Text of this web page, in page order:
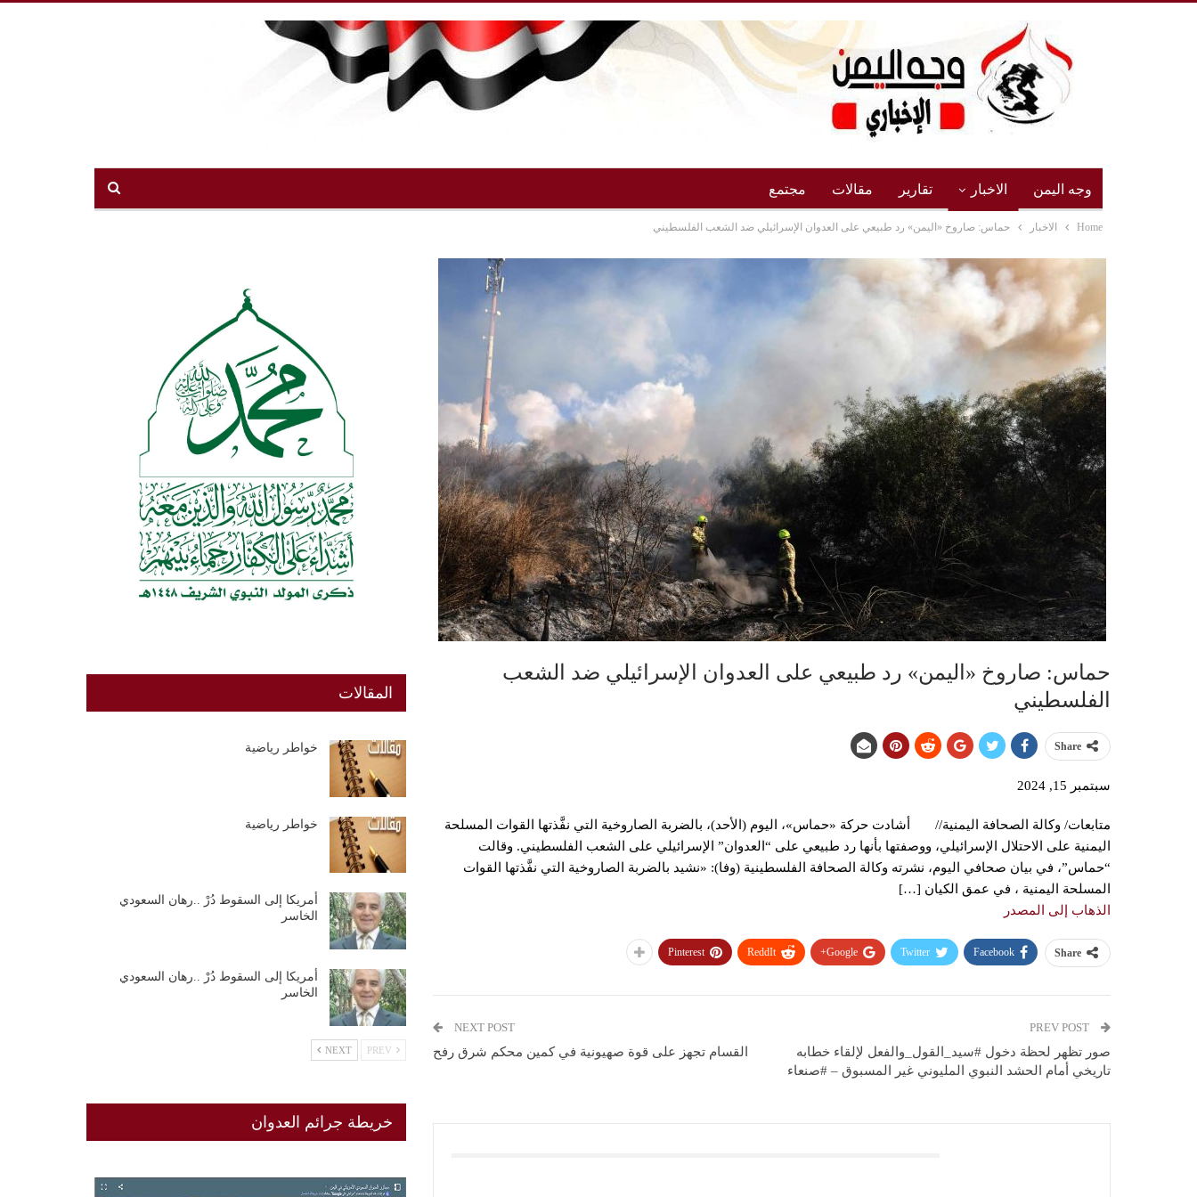
وجه اليمن الاخبار تقارير مقالات مجتمع
Home الاخبار حماس: صاروخ «اليمن» رد طبيعي على العدوان الإسرائيلي ضد الشعب الفلسطيني
حماس: صاروخ «اليمن» رد طبيعي على العدوان الإسرائيلي ضد الشعب
الفلسطيني
Share
سبتمبر 15, 2024
متابعات/ وكالة الصحافة اليمنية// أشادت حركة «حماس»، اليوم (الأحد)، بالضربة الصاروخية التي نفَّذتها القوات المسلحة
اليمنية على الاحتلال الإسرائيلي، ووصفتها بأنها رد طبيعي على “العدوان” الإسرائيلي على الشعب الفلسطيني. وقالت
“حماس”، في بيان صحافي اليوم، نشرته وكالة الصحافة الفلسطينية (وفا): «نشيد بالضربة الصاروخية التي نفَّذتها القوات
المسلحة اليمنية ، في عمق الكيان […]
الذهاب إلى المصدر
Share
Facebook
Twitter
Google+
ReddIt
Pinterest
صور تظهر لحظة دخول #سيد_القول_والفعل لإلقاء خطابه
تاريخي أمام الحشد النبوي المليوني غير المسبوق – #صنعاء
NEXT POST
القسام تجهز على قوة صهيونية في كمين محكم شرق رفح
المقالات
خواطر رياضية
خواطر رياضية
أمريكا إلى السقوط دُرْ ..رهان السعودي
الخاسر
أمريكا إلى السقوط دُرْ ..رهان السعودي
الخاسر
NEXT
خريطة جرائم العدوان